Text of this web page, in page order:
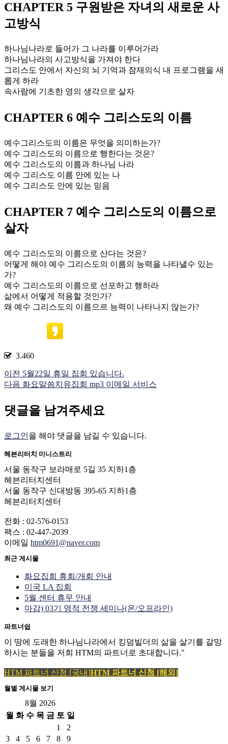
CHAPTER 5 구원받은 자녀의 새로운 사
고방식
하나님나라로 들어가 그 나라를 이루어가라
하나님나라의 사고방식을 가져야 한다
그리스도 안에서 자신의 뇌 기억과 잠재의식 내 프로그램을 새
롭게 하라
속사람에 기초한 영의 생각으로 살자
CHAPTER 6 예수 그리스도의 이름
예수그리스도의 이름은 무엇을 의미하는가?
예수 그리스도의 이름으로 행한다는 것은?
예수 그리스도의 이름과 하나님 나라
예수 그리스도 이름 안에 있는 나
예수 그리스도 안에 있는 믿음
CHAPTER 7 예수 그리스도의 이름으로
살자
예수 그리스도의 이름으로 산다는 것은?
어떻게 해야 예수 그리스도의 이름의 능력을 나타낼수 있는
가?
예수 그리스도의 이름으로 선포하고 행하라
삶에서 어떻게 적용할 것인가?
왜 예수 그리스도의 이름으르 능력이 나타나지 않는가?
3.460
이전 5월22일 휴일 집회 있습니다.
다음 화요말씀치유집회 mp3 이메일 서비스
댓글을 남겨주세요
로그인을 해야 댓글을 남길 수 있습니다.
헤븐리터치 미니스트리
서울 동작구 보라매로 5길 35 지하1층
헤븐리터치센터
서울 동작구 신대방동 395-65 지하1층
헤븐리터치센터
전화 : 02-576-0153
팩스 : 02-447-2039
이메일 htm0691@naver.com
최근 게시물
화요집회 휴회/개회 안내
미국 LA 집회
5월 센터 휴무 안내
마감) 03기 영적 전쟁 세미나(온/오프라인)
파트너쉽
이 땅에 도래한 하나님나라에서 킹덤빌더의 삶을 살기를 갈망
하시는 분들을 저희 HTM의 파트너로 초대합니다."
HTM 파트너 신청 [국내]HTM 파트너 신청 [해외]
월별 게시물 보기
8월 2026
월 화 수 목 금 토 일
1
2
3
4 5 6 7 8
9